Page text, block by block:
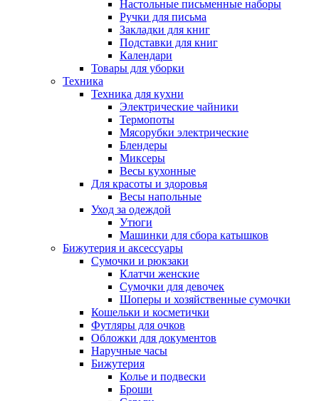
Настольные письменные наборы
Ручки для письма
Закладки для книг
Подставки для книг
Календари
Товары для уборки
Техника
Техника для кухни
Электрические чайники
Термопоты
Мясорубки электрические
Блендеры
Миксеры
Весы кухонные
Для красоты и здоровья
Весы напольные
Уход за одеждой
Утюги
Машинки для сбора катышков
Бижутерия и аксессуары
Сумочки и рюкзаки
Клатчи женские
Сумочки для девочек
Шоперы и хозяйственные сумочки
Кошельки и косметички
Футляры для очков
Обложки для документов
Наручные часы
Бижутерия
Колье и подвески
Броши